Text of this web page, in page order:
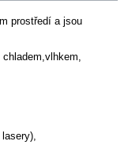
prostředí a jsou